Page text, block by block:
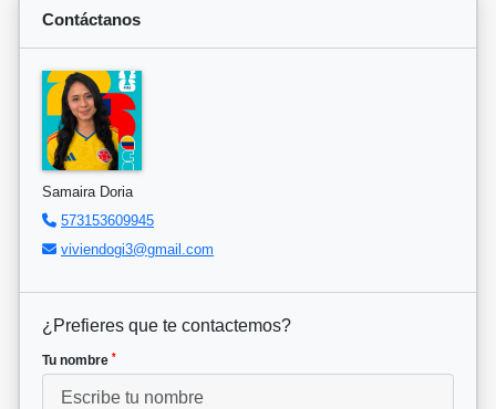
Contáctanos
Samaira Doria
573153609945
viviendogi3@gmail.com
¿Prefieres que te contactemos?
Tu nombre *